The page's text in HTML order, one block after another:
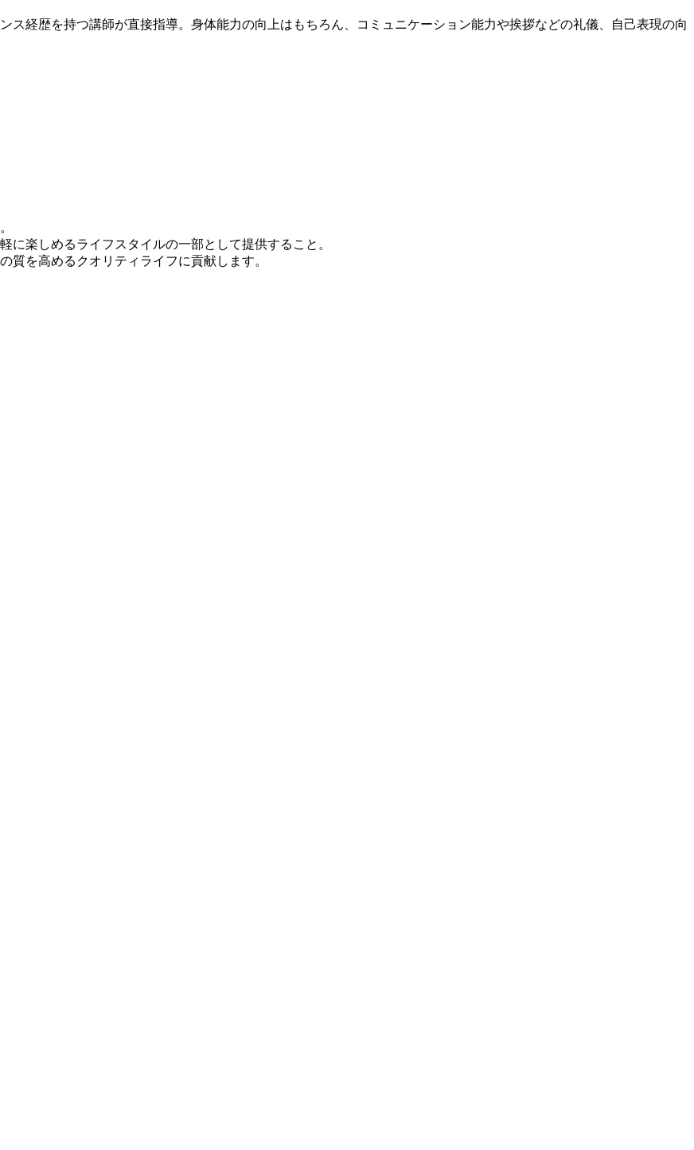
ス経歴を持つ講師が直接指導。身体能力の向上はもちろん、コミュニケーション能力や挨拶などの礼儀、自己表現の向
楽しめるライフスタイルの一部として提供すること。
質を高めるクオリティライフに貢献します。